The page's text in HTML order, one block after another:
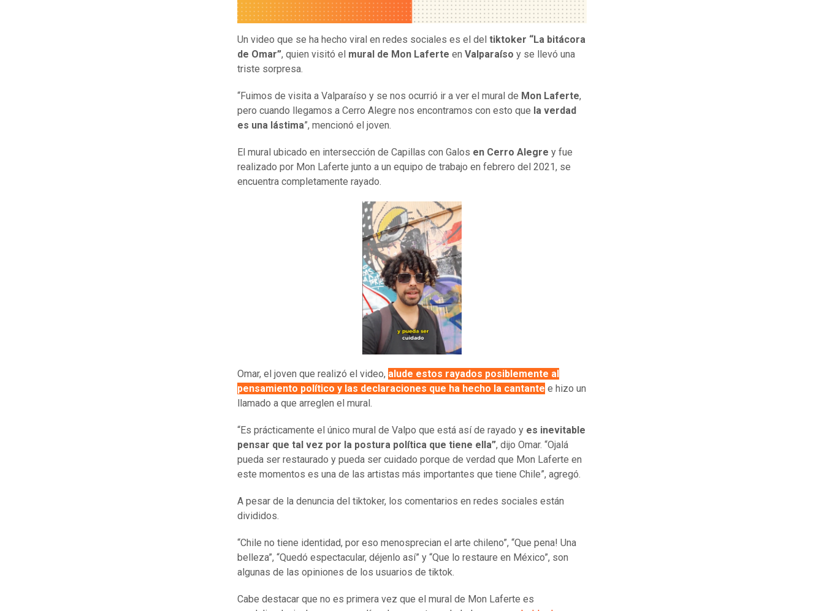
Un video que se ha hecho viral en redes sociales es el del tiktoker “La bitácora
de Omar”, quien visitó el mural de Mon Laferte en Valparaíso y se llevó una
triste sorpresa.
“Fuimos de visita a Valparaíso y se nos ocurrió ir a ver el mural de Mon Laferte,
pero cuando llegamos a Cerro Alegre nos encontramos con esto que la verdad
es una lástima”, mencionó el joven.
El mural ubicado en intersección de Capillas con Galos en Cerro Alegre y fue
realizado por Mon Laferte junto a un equipo de trabajo en febrero del 2021, se
encuentra completamente rayado.
Omar, el joven que realizó el video, alude estos rayados posiblemente al
pensamiento político y las declaraciones que ha hecho la cantante e hizo un
llamado a que arreglen el mural.
“Es prácticamente el único mural de Valpo que está así de rayado y es inevitable
pensar que tal vez por la postura política que tiene ella”, dijo Omar. “Ojalá
pueda ser restaurado y pueda ser cuidado porque de verdad que Mon Laferte en
este momentos es una de las artistas más importantes que tiene Chile”, agregó.
A pesar de la denuncia del tiktoker, los comentarios en redes sociales están
divididos.
“Chile no tiene identidad, por eso menosprecian el arte chileno”, “Que pena! Una
belleza”, “Quedó espectacular, déjenlo así” y “Que lo restaure en México”, son
algunas de las opiniones de los usuarios de tiktok.
Cabe destacar que no es primera vez que el mural de Mon Laferte es